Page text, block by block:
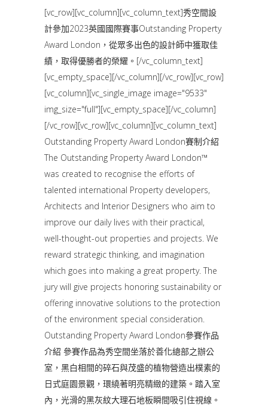
[vc_row][vc_column][vc_column_text]秀空間設
計參加2023英國國際賽事Outstanding Property
Award London，從眾多出色的設計師中獲取佳
績，取得優勝者的榮耀。[/vc_column_text]
[vc_empty_space][/vc_column][/vc_row][vc_row]
[vc_column][vc_single_image image="9533"
img_size="full"][vc_empty_space][/vc_column]
[/vc_row][vc_row][vc_column][vc_column_text]
Outstanding Property Award London賽制介紹
The Outstanding Property Award London™
was created to recognise the efforts of
talented international Property developers,
Architects and Interior Designers who aim to
improve our daily lives with their practical,
well-thought-out properties and projects. We
reward strategic thinking, and imagination
which goes into making a great property. The
jury will give projects honoring sustainability or
offering innovative solutions to the protection
of the environment special consideration.
Outstanding Property Award London參賽作品
介紹 參賽作品為秀空間坐落於善化總部之辦公
室，黑白相間的碎石與茂盛的植物營造出樸素的
日式庭園景觀，環繞著明亮精緻的建築。踏入室
內，光滑的黑灰紋大理石地板瞬間吸引住視線。